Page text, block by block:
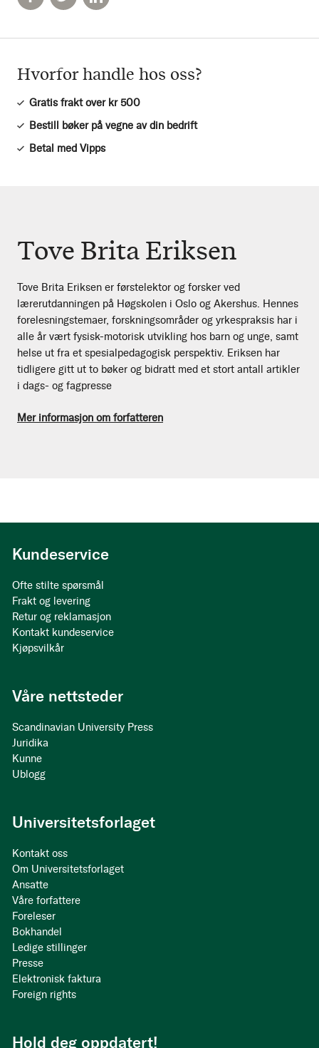
Hvorfor handle hos oss?
Gratis frakt over kr 500
Bestill bøker på vegne av din bedrift
Betal med Vipps
Tove Brita Eriksen
Tove Brita Eriksen er førstelektor og forsker ved
lærerutdanningen på Høgskolen i Oslo og Akershus. Hennes
forelesningstemaer, forskningsområder og yrkespraksis har i
alle år vært fysisk-motorisk utvikling hos barn og unge, samt
helse ut fra et spesialpedagogisk perspektiv. Eriksen har
tidligere gitt ut to bøker og bidratt med et stort antall artikler
i dags- og fagpresse
Mer informasjon om forfatteren
Kundeservice
Ofte stilte spørsmål
Frakt og levering
Retur og reklamasjon
Kontakt kundeservice
Kjøpsvilkår
Våre nettsteder
Scandinavian University Press
Juridika
Kunne
Ublogg
Universitetsforlaget
Kontakt oss
Om Universitetsforlaget
Ansatte
Våre forfattere
Foreleser
Bokhandel
Ledige stillinger
Presse
Elektronisk faktura
Foreign rights
Hold deg oppdatert!